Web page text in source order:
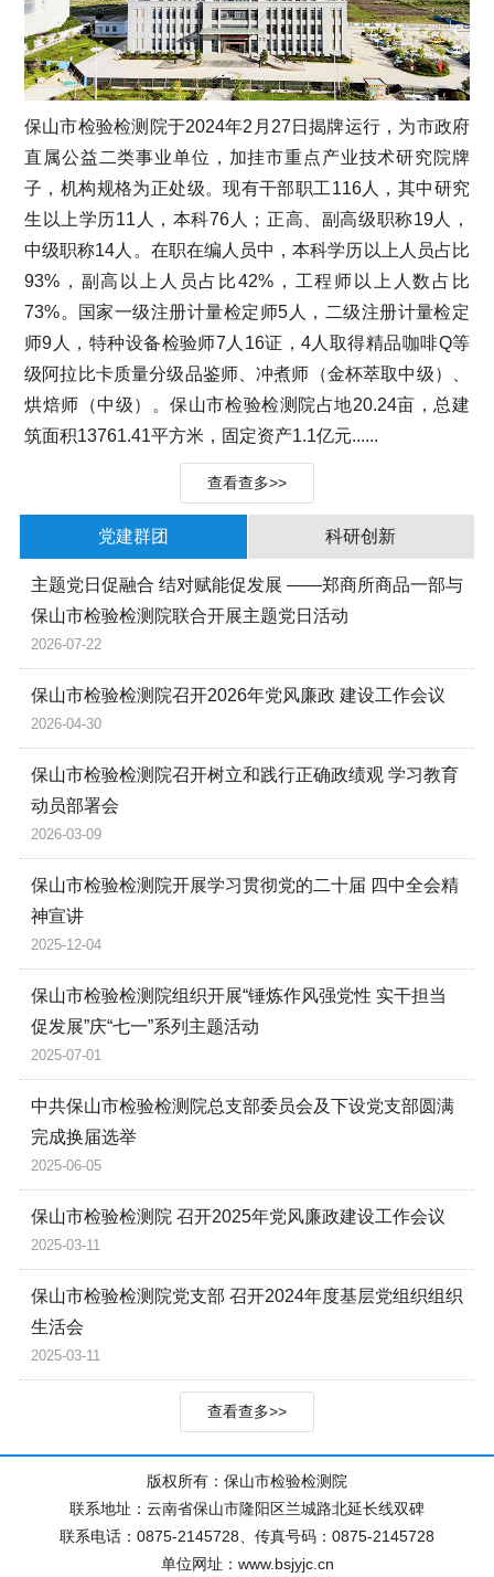
保山市检验检测院于2024年2月27日揭牌运行，为市政府
直属公益二类事业单位，加挂市重点产业技术研究院牌
子，机构规格为正处级。现有干部职工116人，其中研究
生以上学历11人，本科76人；正高、副高级职称19人，
中级职称14人。在职在编人员中，本科学历以上人员占比
93%，副高以上人员占比42%，工程师以上人数占比
73%。国家一级注册计量检定师5人，二级注册计量检定
师9人，特种设备检验师7人16证，4人取得精品咖啡Q等
级阿拉比卡质量分级品鉴师、冲煮师（金杯萃取中级）、
烘焙师（中级）。保山市检验检测院占地20.24亩，总建
筑面积13761.41平方米，固定资产1.1亿元......
查看查多>>
党建群团 科研创新
主题党日促融合 结对赋能促发展 ——郑商所商品一部与
保山市检验检测院联合开展主题党日活动
2026-07-22
保山市检验检测院召开2026年党风廉政 建设工作会议
2026-04-30
保山市检验检测院召开树立和践行正确政绩观 学习教育
动员部署会
2026-03-09
保山市检验检测院开展学习贯彻党的二十届 四中全会精
神宣讲
2025-12-04
保山市检验检测院组织开展“锤炼作风强党性 实干担当
促发展”庆“七一”系列主题活动
2025-07-01
中共保山市检验检测院总支部委员会及下设党支部圆满
完成换届选举
2025-06-05
保山市检验检测院 召开2025年党风廉政建设工作会议
2025-03-11
保山市检验检测院党支部 召开2024年度基层党组织组织
生活会
2025-03-11
查看查多>>
版权所有：保山市检验检测院
联系地址：云南省保山市隆阳区兰城路北延长线双碑
联系电话：0875-2145728、传真号码：0875-2145728
单位网址：www.bsjyjc.cn